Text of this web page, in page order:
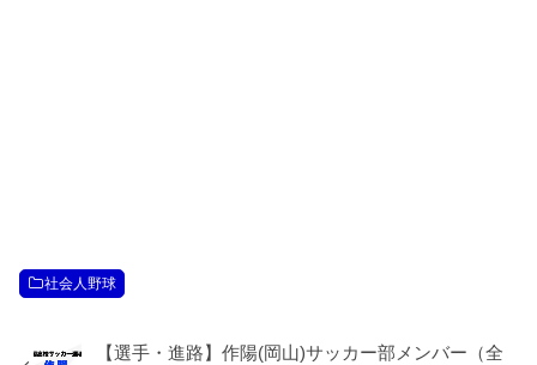
社会人野球
【選手・進路】作陽(岡山)サッカー部メンバー（全